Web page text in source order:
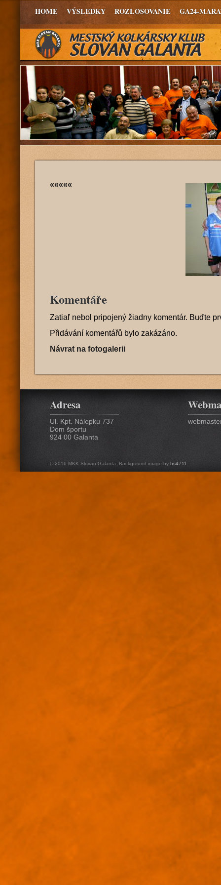
HOME VÝSLEDKY ROZLOSOVANIE GA24-
«««««
Komentáře
Zatiaľ nebol pripojený žiadny komentár. Buďte
Přidávání komentářů bylo zakázáno.
Návrat na fotogalerii
Adresa
Ul. Kpt. Nálepku 737
Dom športu
924 00 Galanta
© 2016 MKK Slovan Galanta. Background image by bs4711